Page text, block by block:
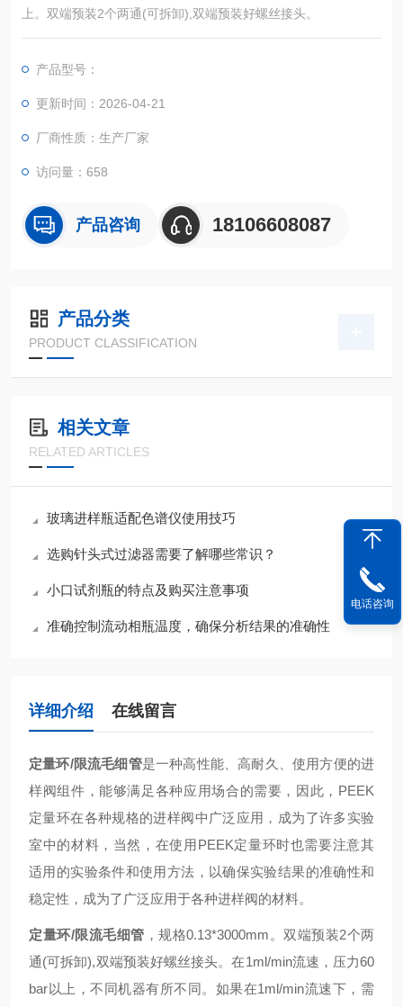
上。双端预装2个两通(可拆卸),双端预装好螺丝接头。
产品型号：
更新时间：2026-04-21
厂商性质：生产厂家
访问量：658
产品咨询 18106608087
产品分类
PRODUCT CLASSIFICATION
相关文章
RELATED ARTICLES
玻璃进样瓶适配色谱仪使用技巧
选购针头式过滤器需要了解哪些常识？
小口试剂瓶的特点及购买注意事项
准确控制流动相瓶温度，确保分析结果的准确性
详细介绍 在线留言
定量环/限流毛细管是一种高性能、高耐久、使用方便的进
样阀组件，能够满足各种应用场合的需要，因此， PEEK
定量环在各种规格的进样阀中广泛应用，成为了许多实验
室中的材料，当然，在使用 PEEK定量环时也需要注意其
适用的实验条件和使用方法，以确保实验结果的准确性和
稳定性，成为了广泛应用于各种进样阀的材料。
定量环/限流毛细管 ，规格0.13*3000mm 。双端预装2个两
通(可拆卸),双端预装好螺丝接头。在1ml/min流速，压力60
bar以上，不同机器有所不同。如果在1ml/min流速下，需
电话咨询